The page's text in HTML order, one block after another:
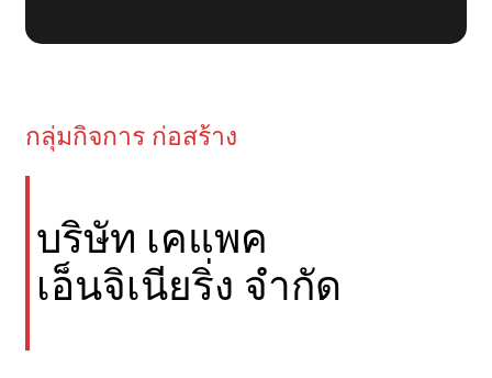
กลุ่มกิจการ ก่อสร้าง
บริษัท เคแพค
เอ็นจิเนียริ่ง จำกัด